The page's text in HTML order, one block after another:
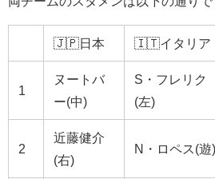
🇯🇵日本 🇮🇹イタリア
1
ヌートバ
ー(中)
S・フレリク
(左)
2
近藤健介
(右)
N・ロペス(遊)